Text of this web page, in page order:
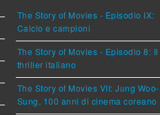
The Story of Movies - Episodio IX:
Calcio e campioni
The Story of Movies - Episodio 8: Il
thriller italiano
The Story of Movies VII: Jung Woo-
Sung, 100 anni di cinema coreano